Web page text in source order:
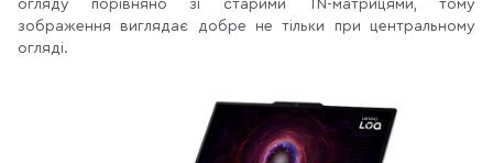
огляду порівняно зі старими TN-матрицями, тому
зображення виглядає добре не тільки при центральному
огляді.